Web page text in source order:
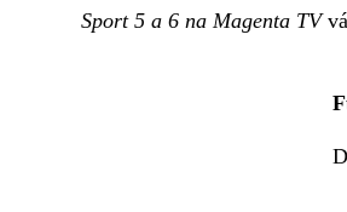
Sport 5 a 6 na Magenta TV